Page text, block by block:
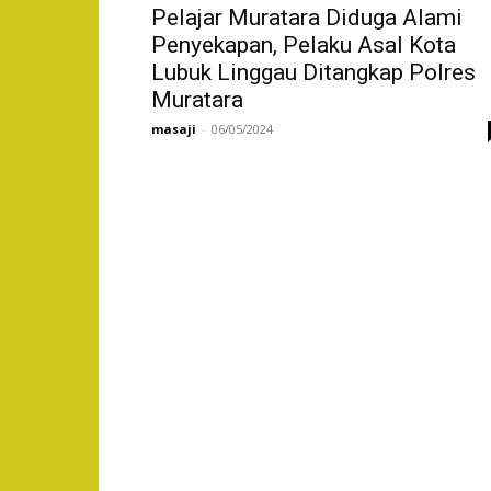
Pelajar Muratara Diduga Alami
Penyekapan, Pelaku Asal Kota
Lubuk Linggau Ditangkap Polres
Muratara
masaji - 06/05/2024